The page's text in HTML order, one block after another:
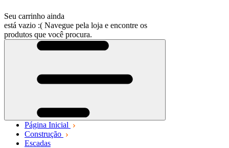
Seu carrinho ainda
está vazio :( Navegue pela loja e encontre os
produtos que você procura.
Página Inicial
Construção
Escadas